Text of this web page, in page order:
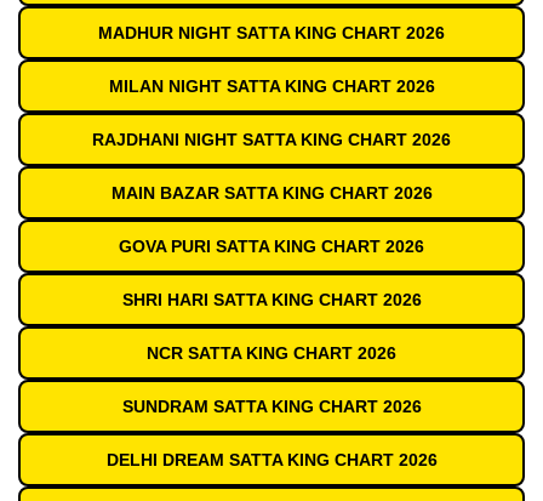
MADHUR NIGHT SATTA KING CHART 2026
MILAN NIGHT SATTA KING CHART 2026
RAJDHANI NIGHT SATTA KING CHART 2026
MAIN BAZAR SATTA KING CHART 2026
GOVA PURI SATTA KING CHART 2026
SHRI HARI SATTA KING CHART 2026
NCR SATTA KING CHART 2026
SUNDRAM SATTA KING CHART 2026
DELHI DREAM SATTA KING CHART 2026